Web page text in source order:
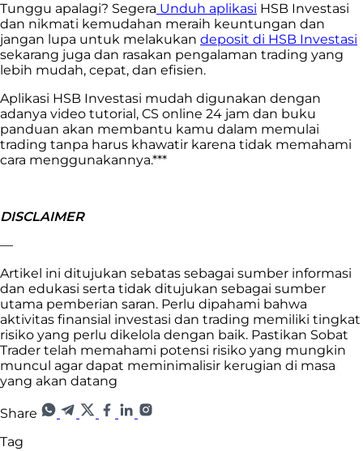
Tunggu apalagi? Segera Unduh aplikasi HSB Investasi
dan nikmati kemudahan meraih keuntungan dan
jangan lupa untuk melakukan deposit di HSB Investasi
sekarang juga dan rasakan pengalaman trading yang
lebih mudah, cepat, dan efisien.
Aplikasi HSB Investasi mudah digunakan dengan
adanya video tutorial, CS online 24 jam dan buku
panduan akan membantu kamu dalam memulai
trading tanpa harus khawatir karena tidak memahami
cara menggunakannya.***
DISCLAIMER
—
Artikel ini ditujukan sebatas sebagai sumber informasi
dan edukasi serta tidak ditujukan sebagai sumber
utama pemberian saran. Perlu dipahami bahwa
aktivitas finansial investasi dan trading memiliki tingkat
risiko yang perlu dikelola dengan baik. Pastikan Sobat
Trader telah memahami potensi risiko yang mungkin
muncul agar dapat meminimalisir kerugian di masa
yang akan datang
Share
Tag